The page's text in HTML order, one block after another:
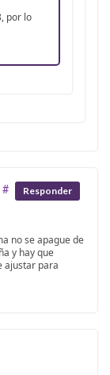
por lo
# Responder
no se apague de
y hay que
ajustar para